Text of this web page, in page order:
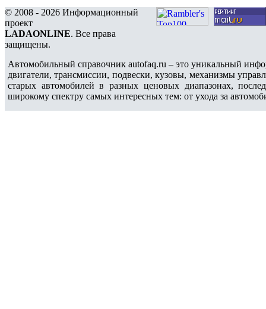
© 2008 - 2026 Информационный
проект
LADAONLINE. Все права
защищены.
Автомобильный справочник autofaq.ru – это уникальный
двигатели, трансмиссии, подвески, кузовы, механизмы
старых автомобилей в разных ценовых диапазонах,
широкому спектру самых интересных тем: от ухода за